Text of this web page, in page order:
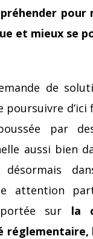
pour
et mieux se
de
poursuivre d’ici
par
aussi bien
attention
sur la
réglementaire,